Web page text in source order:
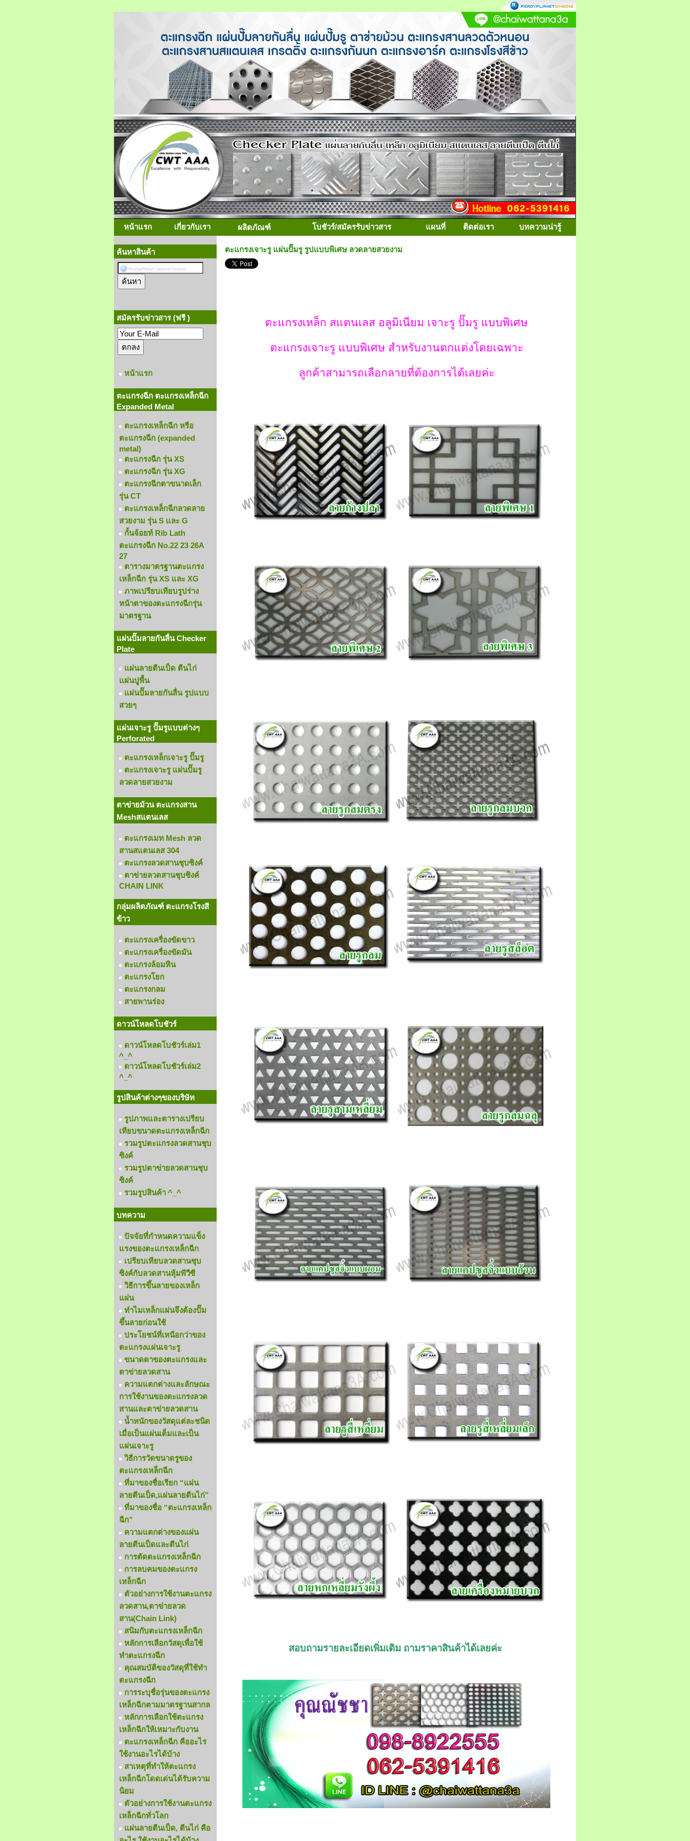
หน้าแรก เกี่ยวกับเรา ผลิตภัณฑ์ โบชัวร์/สมัครรับข่าวสาร แผนที่ ติดต่อเรา บทความน่ารู้
ค้นหาสินค้า
สมัครรับข่าวสาร (ฟรี )
หน้าแรก
ตะแกรงฉีก ตะแกรงเหล็กฉีก
Expanded Metal
ตะแกรงเหล็กฉีก หรือ
ตะแกรงฉีก (expanded
metal)
ตะแกรงฉีก รุ่น XS
ตะแกรงฉีก รุ่น XG
ตะแกรงฉีกตาขนาดเล็ก
รุ่น CT
ตะแกรงเหล็กฉีกลวดลาย
สวยงาม รุ่น S และ G
กั้นจ้อยท์ Rib Lath
ตะแกรงฉีก No.22 23 26A
27
ตารางมาตรฐานตะแกรง
เหล็กฉีก รุ่น XS และ XG
ภาพเปรียบเทียบรูปร่าง
หน้าตาของตะแกรงฉีกรุ่น
มาตรฐาน
แผ่นปั๊มลายกันลื่น Checker
Plate
แผ่นลายตีนเป็ด ตีนไก่
แผ่นปูพื้น
แผ่นปั๊มลายกันลื่น รูปแบบ
สวยๆ
แผ่นเจาะรู ปั๊มรูแบบต่างๆ
Perforated
ตะแกรงเหล็กเจาะรู ปั๊มรู
ตะแกรงเจาะรู แผ่นปั๊มรู
ลวดลายสวยงาม
ตาข่ายม้วน ตะแกรงสาน
Meshสแตนเลส
ตะแกรงเมท Mesh ลวด
สานสแตนเลส 304
ตะแกรงลวดสานชุบซิงค์
ตาข่ายลวดสานชุบซิงค์
CHAIN LINK
กลุ่มผลิตภัณฑ์ ตะแกรงโรงสี
ข้าว
ตะแกรงเครื่องขัดขาว
ตะแกรงเครื่องขัดมัน
ตะแกรงล้อมหิน
ตะแกรงโยก
ตะแกรงกลม
สายพานร่อง
ดาวน์โหลดโบชัวร์
ดาวน์โหลดโบชัวร์เล่ม1
^_^
ดาวน์โหลดโบชัวร์เล่ม2
^_^
รูปสินค้าต่างๆของบริษัท
รูปภาพและตารางเปรียบ
เทียบขนาดตะแกรงเหล็กฉีก
รวมรูปตะแกรงลวดสานชุบ
ซิงค์
รวมรูปตาข่ายลวดสานชุบ
ซิงค์
รวมรูปสินค้า ^_^
บทความ
ปัจจัยที่กำหนดความแข็ง
แรงของตะแกรงเหล็กฉีก
เปรียบเทียบลวดสานชุบ
ซิงค์กับลวดสานหุ้มพีวีซี
วิธีการขึ้นลายของเหล็ก
แผ่น
ทำไมเหล็กแผ่นจึงต้องปั๊ม
ขึ้นลายก่อนใช้
ประโยชน์ที่เหนือกว่าของ
ตะแกรงแผ่นเจาะรู
ขนาดตาของตะแกรงและ
ตาข่ายลวดสาน
ความแตกต่างและลักษณะ
การใช้งานของตะแกรงลวด
สานและตาข่ายลวดสาน
น้ำหนักของวัสดุแต่ละชนิด
เมื่อเป็นแผ่นเต็มและเป็น
แผ่นเจาะรู
วิธีการวัดขนาดรูของ
ตะแกรงเหล็กฉีก
ที่มาของชื่อเรียก “แผ่น
ลายตีนเป็ด,แผ่นลายตีนไก่”
ที่มาของชื่อ “ตะแกรงเหล็ก
ฉีก”
ความแตกต่างของแผ่น
ลายตีนเป็ดและตีนไก่
การตัดตะแกรงเหล็กฉีก
การลบคมของตะแกรง
เหล็กฉีก
ตัวอย่างการใช้งานตะแกรง
ลวดสาน,ตาข่ายลวด
สาน(Chain Link)
สนิมกับตะแกรงเหล็กฉีก
หลักการเลือกวัสดุเพื่อใช้
ทำตะแกรงฉีก
คุณสมบัติของวัสดุที่ใช้ทำ
ตะแกรงฉีก
การระบุชื่อรุ่นของตะแกรง
เหล็กฉีกตามมาตรฐานสากล
หลักการเลือกใช้ตะแกรง
เหล็กฉีกให้เหมาะกับงาน
ตะแกรงเหล็กฉีก คืออะไร
ใช้งานอะไรได้บ้าง
สาเหตุที่ทำให้ตะแกรง
เหล็กฉีกโดดเด่นได้รับความ
นิยม
ตัวอย่างการใช้งานตะแกรง
เหล็กฉีกทั่วโลก
แผ่นลายตีนเป็ด, ตีนไก่ คือ
ตะแกรงเจาะรู แผ่นปั๊มรู รูปแบบพิเศษ ลวดลายสวยงาม
ตะแกรงเหล็ก สแตนเลส อลูมิเนียม เจาะรู ปั๊มรู แบบพิเศษ
ตะแกรงเจาะรู แบบพิเศษ สำหรับงานตกแต่งโดยเฉพาะ
ลูกค้าสามารถเลือกลายที่ต้องการได้เลยค่ะ
สอบถามรายละเอียดเพิ่มเติม ถามราคาสินค้าได้เลยค่ะ